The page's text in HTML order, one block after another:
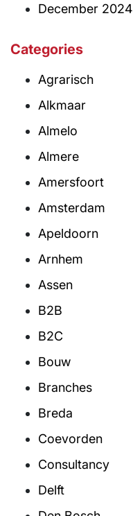
December 2024
Categories
Agrarisch
Alkmaar
Almelo
Almere
Amersfoort
Amsterdam
Apeldoorn
Arnhem
Assen
B2B
B2C
Bouw
Branches
Breda
Coevorden
Consultancy
Delft